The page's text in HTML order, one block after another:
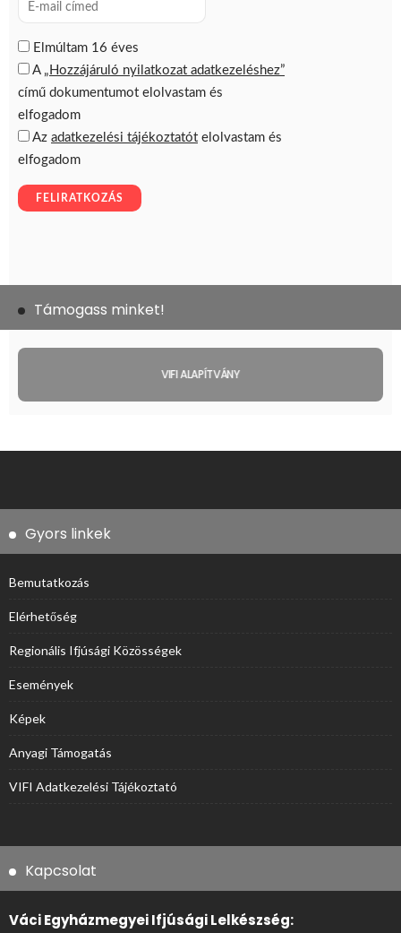
Támogass minket!
VIFI ALAPÍTVÁNY
Gyors linkek
Bemutatkozás
Elérhetőség
Regionális Ifjúsági Közösségek
Események
Képek
Anyagi Támogatás
VIFI Adatkezelési Tájékoztató
Kapcsolat
Váci Egyházmegyei Ifjúsági Lelkészség: